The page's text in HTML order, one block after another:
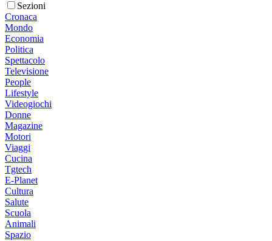
Sezioni
Cronaca
Mondo
Economia
Politica
Spettacolo
Televisione
People
Lifestyle
Videogiochi
Donne
Magazine
Motori
Viaggi
Cucina
Tgtech
E-Planet
Cultura
Salute
Scuola
Animali
Spazio